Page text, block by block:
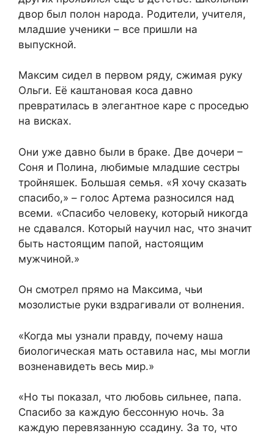
двор был полон народа. Родители, учителя,
младшие ученики – все пришли на
выпускной.
Максим сидел в первом ряду, сжимая руку
Ольги. Её каштановая коса давно
превратилась в элегантное каре с проседью
на висках.
Они уже давно были в браке. Две дочери –
Соня и Полина, любимые младшие сестры
тройняшек. Большая семья. «Я хочу сказать
спасибо,» – голос Артема разносился над
всеми. «Спасибо человеку, который никогда
не сдавался. Который научил нас, что значит
быть настоящим папой, настоящим
мужчиной.»
Он смотрел прямо на Максима, чьи
мозолистые руки вздрагивали от волнения.
«Когда мы узнали правду, почему наша
биологическая мать оставила нас, мы могли
возненавидеть весь мир.»
«Но ты показал, что любовь сильнее, папа.
Спасибо за каждую бессонную ночь. За
каждую перевязанную ссадину. За то, что